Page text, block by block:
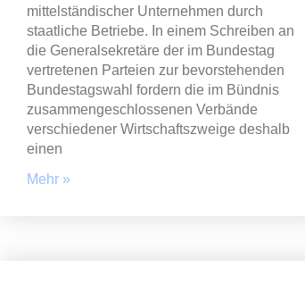
mittelständischer Unternehmen durch
staatliche Betriebe. In einem Schreiben an
die Generalsekretäre der im Bundestag
vertretenen Parteien zur bevorstehenden
Bundestagswahl fordern die im Bündnis
zusammengeschlossenen Verbände
verschiedener Wirtschaftszweige deshalb
einen
Mehr »